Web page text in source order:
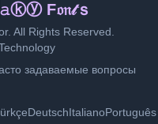
𝓕𝔬ｎ🅃𝚜
All Rights Reserved.
задаваемые вопросы
DeutschItalianoPortuguês